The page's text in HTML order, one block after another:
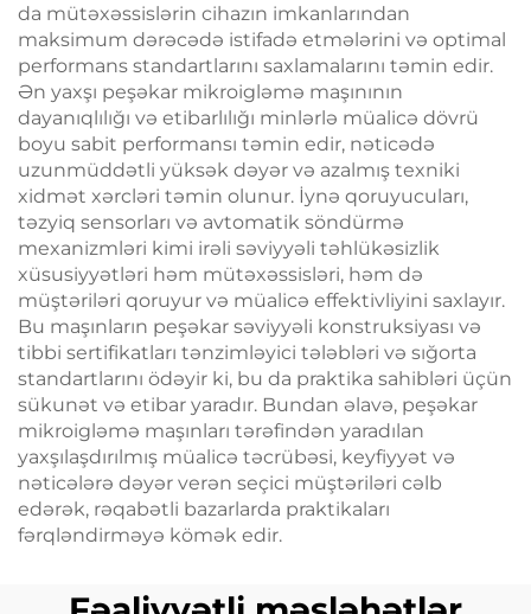
da mütəxəssislərin cihazın imkanlarından
maksimum dərəcədə istifadə etmələrini və optimal
performans standartlarını saxlamalarını təmin edir.
Ən yaxşı peşəkar mikroigləmə maşınının
dayanıqlılığı və etibarlılığı minlərlə müalicə dövrü
boyu sabit performansı təmin edir, nəticədə
uzunmüddətli yüksək dəyər və azalmış texniki
xidmət xərcləri təmin olunur. İynə qoruyucuları,
təzyiq sensorları və avtomatik söndürmə
mexanizmləri kimi irəli səviyyəli təhlükəsizlik
xüsusiyyətləri həm mütəxəssisləri, həm də
müştəriləri qoruyur və müalicə effektivliyini saxlayır.
Bu maşınların peşəkar səviyyəli konstruksiyası və
tibbi sertifikatları tənzimləyici tələbləri və sığorta
standartlarını ödəyir ki, bu da praktika sahibləri üçün
sükunət və etibar yaradır. Bundan əlavə, peşəkar
mikroigləmə maşınları tərəfindən yaradılan
yaxşılaşdırılmış müalicə təcrübəsi, keyfiyyət və
nəticələrə dəyər verən seçici müştəriləri cəlb
edərək, rəqabətli bazarlarda praktikaları
fərqləndirməyə kömək edir.